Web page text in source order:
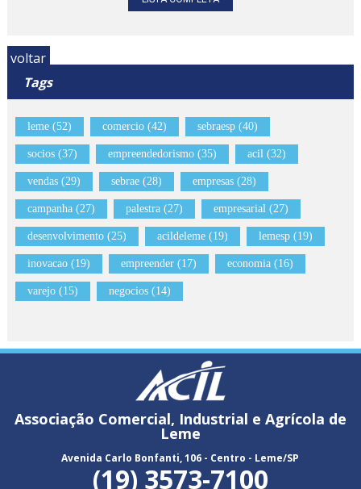
voltar
Tags
leme (52) comercio (42) sebraesp (40)
socios (37) empreendedorismo (35) acil (32)
vendas (29) sebrae (28) empresas (28)
campanha (27) palestra (27) empresarial (27)
desenvolvimento (25) acildeleme (19) lemesp (19)
inovacao (19) empreender (17) economia (16)
varejo (15) negocios (14)
Associação Comercial, Industrial e Agrícola de
Leme
Avenida Carlo Bonfanti, 106 - Centro - Leme/SP
(19) 3573-7100